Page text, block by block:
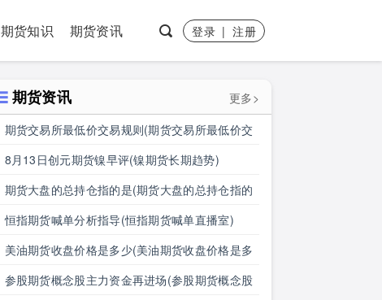
期货知识 期货资讯 登录|注册
期货资讯
更多>
期货交易所最低价交易规则(期货交易所最低价交
易规则是什么)
8月13日创元期货镍早评(镍期货长期趋势)
期货大盘的总持仓指的是(期货大盘的总持仓指的
是什么)
恒指期货喊单分析指导(恒指期货喊单直播室)
美油期货收盘价格是多少(美油期货收盘价格是多
少钱)
参股期货概念股主力资金再进场(参股期货概念股